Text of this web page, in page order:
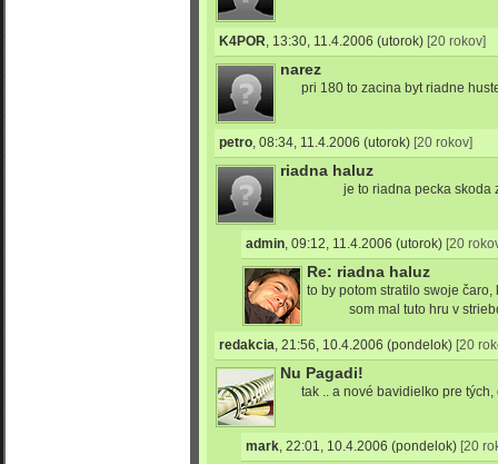
K4POR, 13:30, 11.4.2006 (utorok) [20 rokov]
narez
pri 180 to zacina byt riadne
petro, 08:34, 11.4.2006 (utorok) [20 rokov]
riadna haluz
je to riadna pecka skoda
admin, 09:12, 11.4.2006 (utorok) [20
Re: riadna haluz
to by potom stratilo swoje
som mal tuto hru v
redakcia, 21:56, 10.4.2006 (pondelok) [20
Nu Pagadi!
tak .. a nové bavidielko pre tých,
mark, 22:01, 10.4.2006 (pondelok) [20